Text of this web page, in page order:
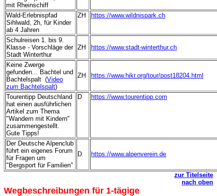
mit Rheinschiff
Wald-Erlebnispfad
Sihlwald, 2h, für Kinder
ab 4 Jahren
ZH https://www.wildnispark.ch
Schulreisen 1. bis 9.
Klasse - Vorschläge der
Stadt Winterthur
ZH https://www.stadt-winterthur.ch
Keine Zwerge
gefunden... Bachtel und
Bachtelspalt (Video
zum Bachtelspalt)
ZH https://www.hikr.org/tour/post18204.html
Tourentipp Deutschland
hat einen ausführlichen
Artikel zum Thema
"Wandern mit Kindern"
zusammengestellt.
Gute Tipps!
D https://www.tourentipp.com
Der Deutsche Alpenclub
führt ein eigenes Forum
für Fragen um
"Bergsport für Familien"
D https://www.alpenverein.de
zur Titelseite
nach oben
Wegbeschreibungen für 1-tägige